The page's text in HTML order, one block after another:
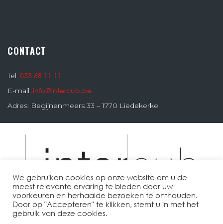
CONTACT
Tel: 053 68 11 11
E-mail: info@intercub.be
Adres: Begijnenmeers 33 – 1770 Liedekerke
We gebruiken cookies op onze website om u de
meest relevante ervaring te bieden door uw
voorkeuren en herhaalde bezoeken te onthouden.
Door op "Accepteren" te klikken, stemt u in met het
gebruik van deze cookies.